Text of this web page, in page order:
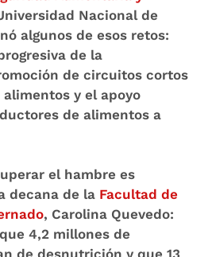
Nacional de
algunos de esos retos:
de la
de circuitos cortos
y el apoyo
de alimentos a
el hambre es
decana de la Facultad de
, Carolina Quevedo:
4,2 millones de